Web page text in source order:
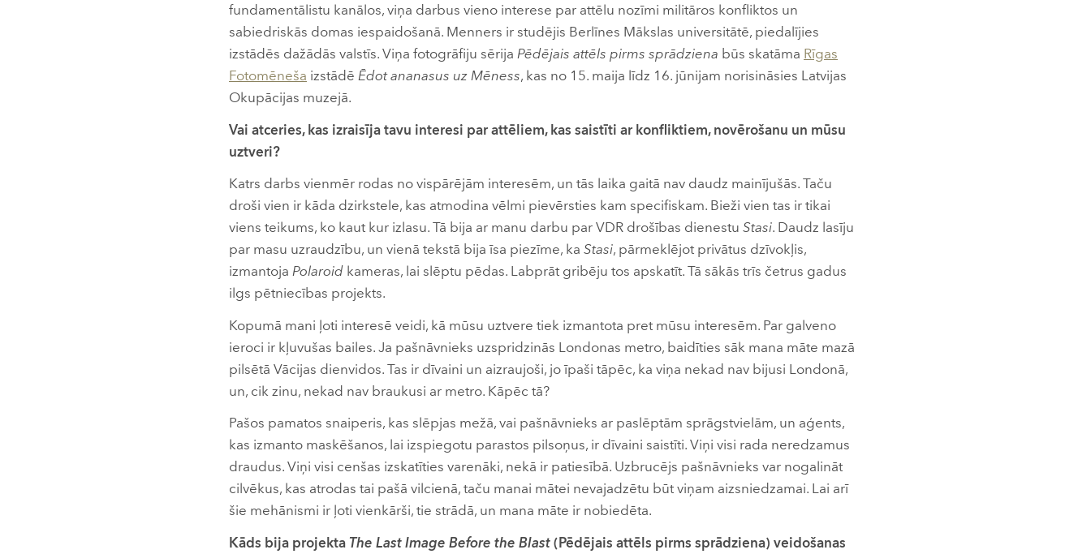
fundamentālistu kanālos, viņa darbus vieno interese par attēlu nozīmi militāros konfliktos un
sabiedriskās domas iespaidošanā. Menners ir studējis Berlīnes Mākslas universitātē, piedalījies
izstādēs dažādās valstīs. Viņa fotogrāfiju sērija Pēdējais attēls pirms sprādziena būs skatāma Rīgas
Fotomēneša izstādē Ēdot ananasus uz Mēness, kas no 15. maija līdz 16. jūnijam norisināsies Latvijas
Okupācijas muzejā.
Vai atceries, kas izraisīja tavu interesi par attēliem, kas saistīti ar konfliktiem, novērošanu un mūsu
uztveri?
Katrs darbs vienmēr rodas no vispārējām interesēm, un tās laika gaitā nav daudz mainījušās. Taču
droši vien ir kāda dzirkstele, kas atmodina vēlmi pievērsties kam specifiskam. Bieži vien tas ir tikai
viens teikums, ko kaut kur izlasu. Tā bija ar manu darbu par VDR drošības dienestu Stasi. Daudz lasīju
par masu uzraudzību, un vienā tekstā bija īsa piezīme, ka Stasi, pārmeklējot privātus dzīvokļis,
izmantoja Polaroid kameras, lai slēptu pēdas. Labprāt gribēju tos apskatīt. Tā sākās trīs četrus gadus
ilgs pētniecības projekts.
Kopumā mani ļoti interesē veidi, kā mūsu uztvere tiek izmantota pret mūsu interesēm. Par galveno
ieroci ir kļuvušas bailes. Ja pašnāvnieks uzspridzinās Londonas metro, baidīties sāk mana māte mazā
pilsētā Vācijas dienvidos. Tas ir dīvaini un aizraujoši, jo īpaši tāpēc, ka viņa nekad nav bijusi Londonā,
un, cik zinu, nekad nav braukusi ar metro. Kāpēc tā?
Pašos pamatos snaiperis, kas slēpjas mežā, vai pašnāvnieks ar paslēptām sprāgstvielām, un aģents,
kas izmanto maskēšanos, lai izspiegotu parastos pilsoņus, ir dīvaini saistīti. Viņi visi rada neredzamus
draudus. Viņi visi cenšas izskatīties varenāki, nekā ir patiesībā. Uzbrucējs pašnāvnieks var nogalināt
cilvēkus, kas atrodas tai pašā vilcienā, taču manai mātei nevajadzētu būt viņam aizsniedzamai. Lai arī
šie mehānismi ir ļoti vienkārši, tie strādā, un mana māte ir nobiedēta.
Kāds bija projekta The Last Image Before the Blast(Pēdējais attēls pirms sprādziena) veidošanas